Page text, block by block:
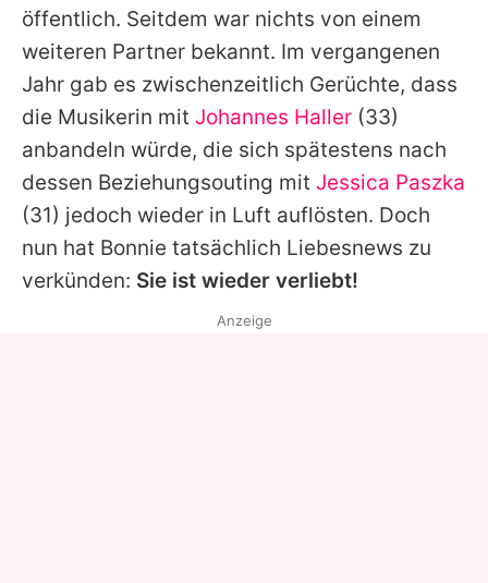
Utiq verwalten
öffentlich. Seitdem war nichts von einem
weiteren Partner bekannt. Im vergangenen
Jahr gab es zwischenzeitlich Gerüchte, dass
die Musikerin mit Johannes Haller (33)
anbandeln würde, die sich spätestens nach
dessen Beziehungsouting mit Jessica Paszka
(31) jedoch wieder in Luft auflösten. Doch
nun hat Bonnie tatsächlich Liebesnews zu
verkünden: Sie ist wieder verliebt!
Anzeige